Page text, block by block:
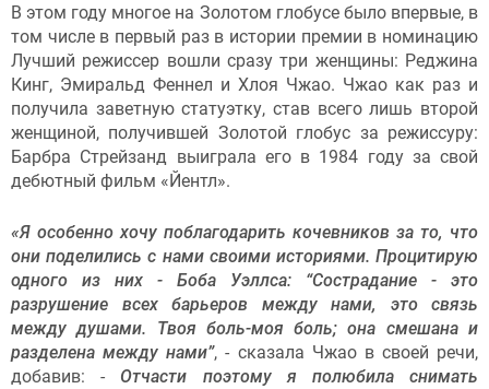
В этом году многое на Золотом глобусе было впервые, в
том числе в первый раз в истории премии в номинацию
Лучший режиссер вошли сразу три женщины: Реджина
Кинг, Эмиральд Феннел и Хлоя Чжао. Чжао как раз и
получила заветную статуэтку, став всего лишь второй
женщиной, получившей Золотой глобус за режиссуру:
Барбра Стрейзанд выиграла его в 1984 году за свой
дебютный фильм «Йентл».
«Я особенно хочу поблагодарить кочевников за то, что
они поделились с нами своими историями. Процитирую
одного из них - Боба Уэллса: “Сострадание - это
разрушение всех барьеров между нами, это связь
между душами. Твоя боль-моя боль; она смешана и
разделена между нами”, - сказала Чжао в своей речи,
добавив: - Отчасти поэтому я полюбила снимать